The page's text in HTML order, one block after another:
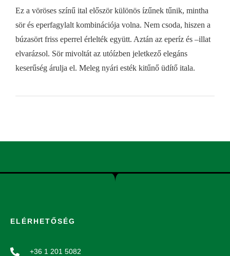
Ez a vöröses színű ital először különös ízűnek tűnik, mintha
sör és eperfagylalt kombinációja volna. Nem csoda, hiszen a
búzasört friss eperrel érlelték együtt. Aztán az eperíz és –illat
elvarázsol. Sör mivoltát az utóízben jeletkező elegáns
keserűség árulja el. Meleg nyári esték kitűnő üdítő itala.
ELÉRHETŐSÉG
+36 1 201 5082